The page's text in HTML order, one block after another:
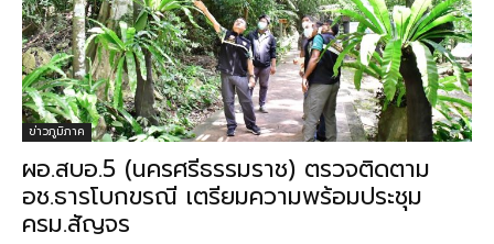
ข่าวภูมิภาค
ผอ.สบอ.5 (นครศรีธรรมราช) ตรวจติดตาม
อช.ธารโบกขรณี เตรียมความพร้อมประชุม
ครม.สัญจร